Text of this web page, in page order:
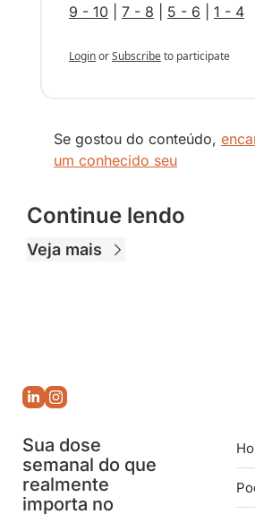
9 - 10
7 - 8 5 - 6 1 - 4
LoginorSubscribeto participate
Se gostou do conteúdo,
um conhecido seu
Continue lendo
Veja mais
Sua dose
semanal do que
realmente
importa no